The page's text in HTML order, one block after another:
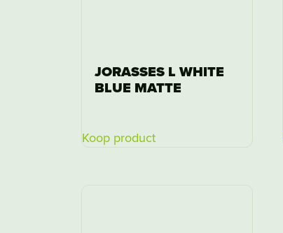
JORASSES L WHITE
BLUE MATTE
Koop product